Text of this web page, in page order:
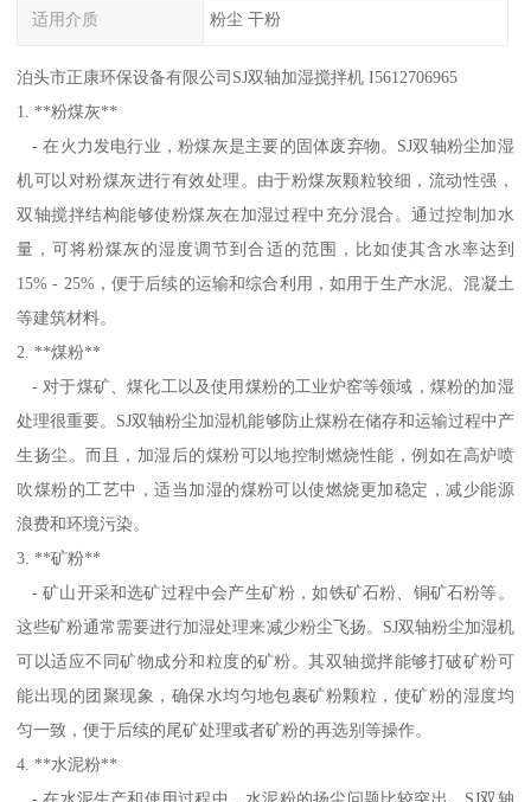
适用介质 粉尘 干粉
泊头市正康环保设备有限公司SJ双轴加湿搅拌机 I5612706965
1. **粉煤灰**
- 在火力发电行业，粉煤灰是主要的固体废弃物。SJ双轴粉尘加湿
机可以对粉煤灰进行有效处理。由于粉煤灰颗粒较细，流动性强，
双轴搅拌结构能够使粉煤灰在加湿过程中充分混合。通过控制加水
量，可将粉煤灰的湿度调节到合适的范围，比如使其含水率达到
15% - 25%，便于后续的运输和综合利用，如用于生产水泥、混凝土
等建筑材料。
2. **煤粉**
- 对于煤矿、煤化工以及使用煤粉的工业炉窑等领域，煤粉的加湿
处理很重要。SJ双轴粉尘加湿机能够防止煤粉在储存和运输过程中产
生扬尘。而且，加湿后的煤粉可以地控制燃烧性能，例如在高炉喷
吹煤粉的工艺中，适当加湿的煤粉可以使燃烧更加稳定，减少能源
浪费和环境污染。
3. **矿粉**
- 矿山开采和选矿过程中会产生矿粉，如铁矿石粉、铜矿石粉等。
这些矿粉通常需要进行加湿处理来减少粉尘飞扬。SJ双轴粉尘加湿机
可以适应不同矿物成分和粒度的矿粉。其双轴搅拌能够打破矿粉可
能出现的团聚现象，确保水均匀地包裹矿粉颗粒，使矿粉的湿度均
匀一致，便于后续的尾矿处理或者矿粉的再选别等操作。
4. **水泥粉**
- 在水泥生产和使用过程中，水泥粉的扬尘问题比较突出。SJ双轴